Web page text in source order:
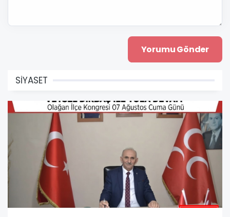
SİYASET